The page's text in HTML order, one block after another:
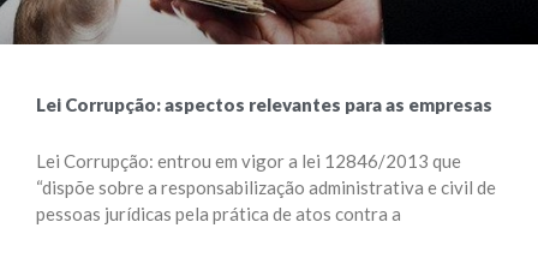
Lei Corrupção: aspectos relevantes para as empresas
Lei Corrupção: entrou em vigor a lei 12846/2013 que
“dispõe sobre a responsabilização administrativa e civil de
pessoas jurídicas pela prática de atos contra a